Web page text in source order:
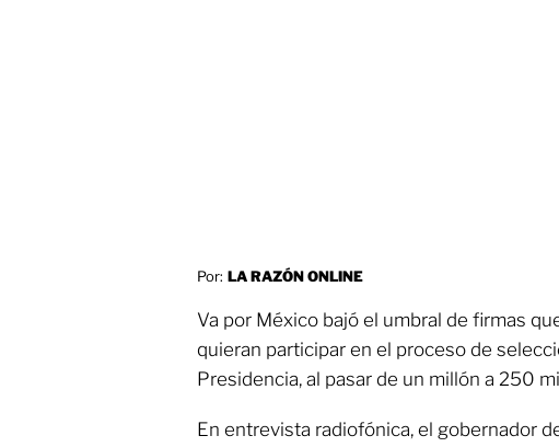
Por: LA RAZÓN ONLINE
Va por México bajó el umbral de firmas
quieran participar en el proceso de
Presidencia, al pasar de un millón a 250
En entrevista radiofónica, el gobernador